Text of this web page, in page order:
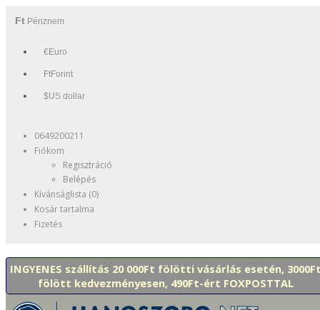
Ft Pénznem
€Euro
FtForint
$US dollar
0649200211
Fiókom
Regisztráció
Belépés
Kívánságlista (0)
Kosár tartalma
Fizetés
INGYENES szállítás 20 000Ft fölötti vásárlás esetén,
fölött kedvezményesen, 490Ft-ért FOXPOSTTAL